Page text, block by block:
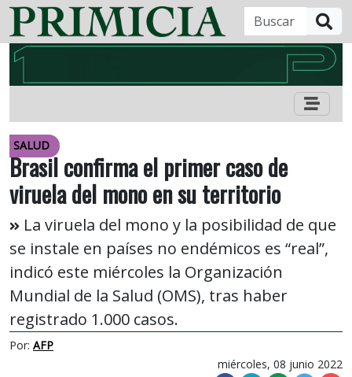
SALUD
Brasil confirma el primer caso de
viruela del mono en su territorio
La viruela del mono y la posibilidad de que
se instale en países no endémicos es “real”,
indicó este miércoles la Organización
Mundial de la Salud (OMS), tras haber
registrado 1.000 casos.
Por: AFP
miércoles, 08 junio 2022